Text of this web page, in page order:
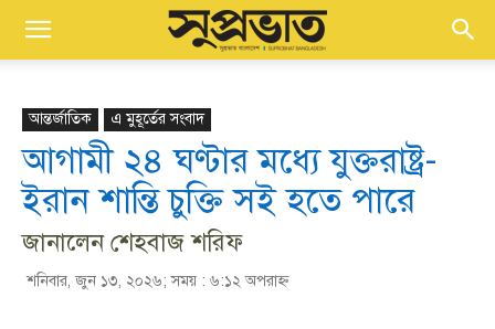
আন্তর্জাতিক এ মুহূর্তের সংবাদ
আগামী ২৪ ঘণ্টার মধ্যে যুক্তরাষ্ট্র-
ইরান শান্তি চুক্তি সই হতে পারে
জানালেন শেহবাজ শরিফ
শনিবার, জুন ১৩, ২০২৬; সময় : ৬:১২ অপরাহ্ণ